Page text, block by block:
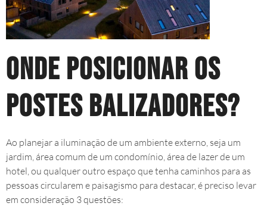
Onde posicionar os
postes balizadores?
Ao planejar a iluminação de um ambiente externo, seja um
jardim, área comum de um condomínio, área de lazer de um
hotel, ou qualquer outro espaço que tenha caminhos para as
pessoas circularem e paisagismo para destacar, é preciso levar
em consideração 3 questões: